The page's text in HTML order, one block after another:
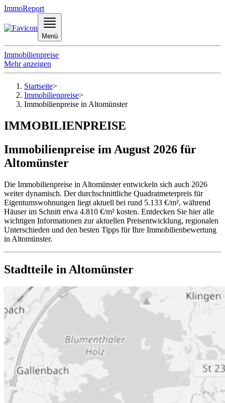
ImmoReport
Menü
Immobilienpreise
Mehr anzeigen
Startseite>
Immobilienpreise>
Immobilienpreise in Altomünster
IMMOBILIENPREISE
Immobilienpreise im August 2026 für
Altomünster
Die Immobilienpreise in Altomünster entwickeln sich auch 2026
weiter dynamisch. Der durchschnittliche Quadratmeterpreis für
Eigentumswohnungen liegt aktuell bei rund 5.133 €/m², während
Häuser im Schnitt etwa 4.810 €/m² kosten. Entdecken Sie hier alle
wichtigen Informationen zur aktuellen Preisentwicklung, regionalen
Unterschieden und den besten Tipps für Ihre Immobilienbewertung
in Altomünster.
Stadtteile in Altomünster